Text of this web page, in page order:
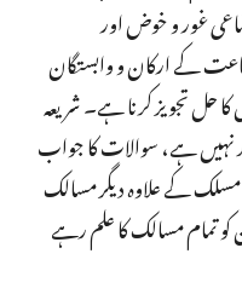
غور و خوض اور
کے ارکان و وابستگان
حل تجویز کرنا ہے۔ شریعہ
نہیں ہے، سوالات کا جواب
کے علاوہ دیگر مسالک
تمام مسالک کا علم رہے